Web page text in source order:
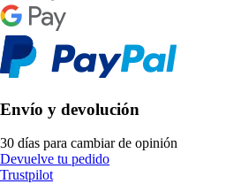
Envío y devolución
30 días para cambiar de opinión
Devuelve tu pedido
Trustpilot